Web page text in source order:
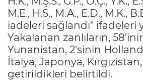
M.E., H.S., M.A., E.D., M.K.,
iadeleri sağlandı" ifadeleri
Yakalanan zanlıların,
Yunanistan, 2’sinin
İtalya, Japonya,
getirildikleri belirtildi.